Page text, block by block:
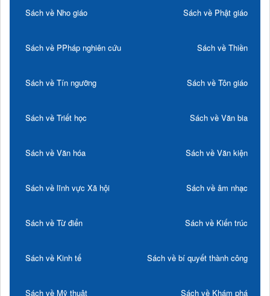
Sách về Nho giáo Sách về Phật giáo
Sách về PPháp nghiên cứu Sách về Thiền
Sách về Tín ngưỡng Sách về Tôn giáo
Sách về Triết học Sách về Văn bia
Sách về Văn hóa Sách về Văn kiện
Sách về lĩnh vực Xã hội Sách về âm nhạc
Sách về Từ điển Sách về Kiến trúc
Sách về Kinh tế Sách về bí quyết thành công
Sách về Mỹ thuật Sách về Khám phá